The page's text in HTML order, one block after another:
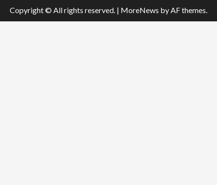
Copyright © All rights reserved. | MoreNews by AF themes.